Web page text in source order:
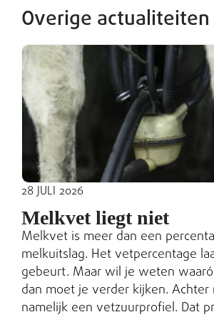
Overige actualiteiten
28 JULI 2026
Melkvet liegt niet
Melkvet is meer dan een
melkuitslag. Het vetpercentage
gebeurt. Maar wil je weten
dan moet je verder kijken.
namelijk een vetzuurprofiel. Dat